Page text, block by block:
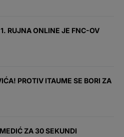
RUJNA ONLINE JE FNC-OV
PROTIV ITAUME SE BORI ZA
ZA 30 SEKUNDI